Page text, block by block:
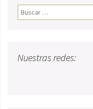
Buscar:
Nuestras redes: